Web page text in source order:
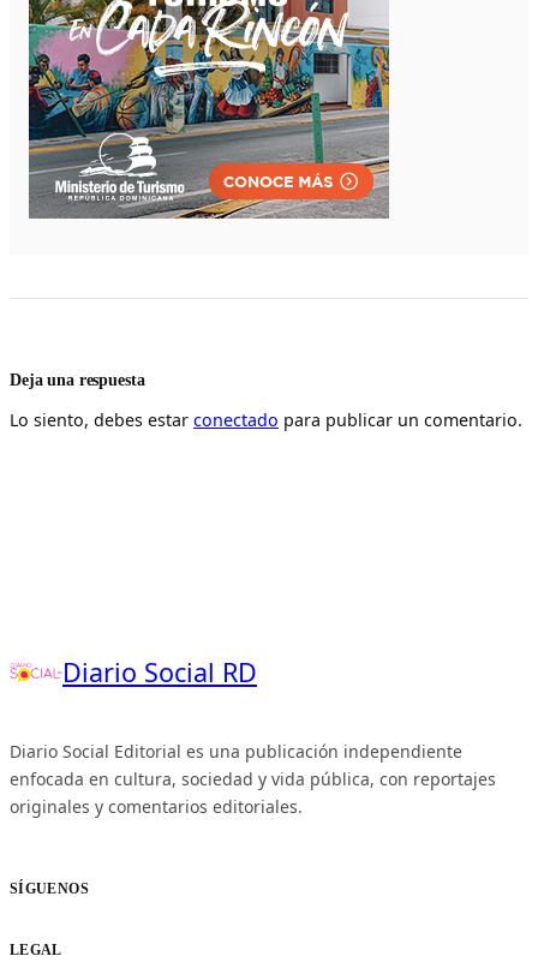
Deja una respuesta
Lo siento, debes estar conectado para publicar un comentario.
Diario Social RD
Diario Social Editorial es una publicación independiente
enfocada en cultura, sociedad y vida pública, con reportajes
originales y comentarios editoriales.
SÍGUENOS
LEGAL